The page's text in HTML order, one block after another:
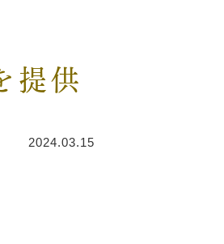
提供
2024.03.15